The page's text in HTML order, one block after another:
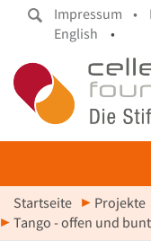
Impressum •
English
•
Startseite Projekte
Tango - offen und bunt